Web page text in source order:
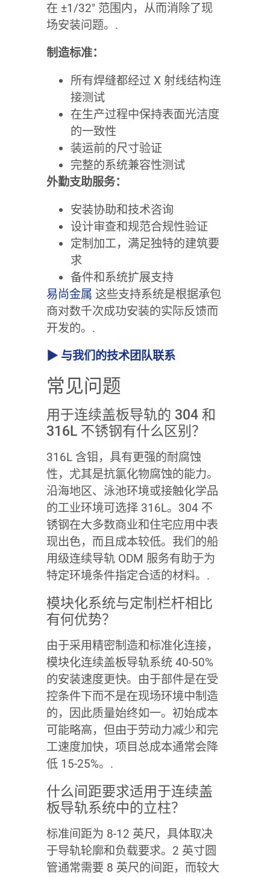
在 ±1/32″ 范围内，从而消除了现
场安装问题。.
制造标准：
所有焊缝都经过 X 射线结构连
接测试
在生产过程中保持表面光洁度
的一致性
装运前的尺寸验证
完整的系统兼容性测试
外勤支助服务：
安装协助和技术咨询
设计审查和规范合规性验证
定制加工，满足独特的建筑要
求
备件和系统扩展支持
易尚金属 这些支持系统是根据承包
商对数千次成功安装的实际反馈而
开发的。.
▶ 与我们的技术团队联系
常见问题
用于连续盖板导轨的 304 和
316L 不锈钢有什么区别？
316L 含钼，具有更强的耐腐蚀
性，尤其是抗氯化物腐蚀的能力。
沿海地区、泳池环境或接触化学品
的工业环境可选择 316L。304 不
锈钢在大多数商业和住宅应用中表
现出色，而且成本较低。我们的船
用级连续导轨 ODM 服务有助于为
特定环境条件指定合适的材料。.
模块化系统与定制栏杆相比
有何优势？
由于采用精密制造和标准化连接，
模块化连续盖板导轨系统 40-50%
的安装速度更快。由于部件是在受
控条件下而不是在现场环境中制造
的，因此质量始终如一。初始成本
可能略高，但由于劳动力减少和完
工速度加快，项目总成本通常会降
低 15-25%。.
什么间距要求适用于连续盖
板导轨系统中的立柱？
标准间距为 8-12 英尺，具体取决
于导轨轮廓和负载要求。2 英寸圆
管通常需要 8 英尺的间距，而较大